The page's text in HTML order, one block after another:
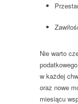
Nie warto
w każdej
oraz nowe
miesiącu